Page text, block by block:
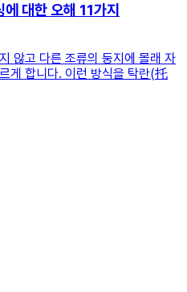
대한 오해 11가지
않고 다른 조류의 둥지에 몰래 자
게 합니다. 이런 방식을 탁란(托